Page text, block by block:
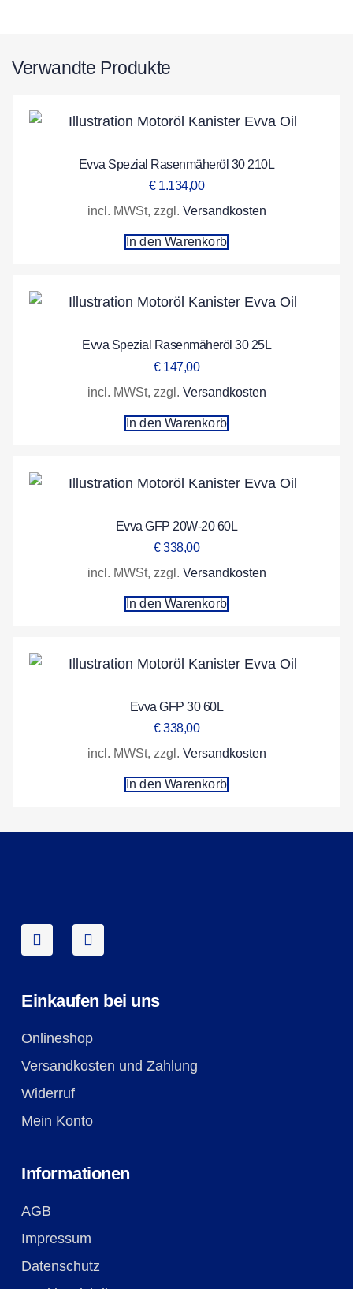
Verwandte Produkte
Evva Spezial Rasenmäheröl 30 210L
€1.134,00
incl. MWSt, zzgl. Versandkosten
In den Warenkorb
Evva Spezial Rasenmäheröl 30 25L
€147,00
incl. MWSt, zzgl. Versandkosten
In den Warenkorb
Evva GFP 20W-20 60L
€338,00
incl. MWSt, zzgl. Versandkosten
In den Warenkorb
Evva GFP 30 60L
€338,00
incl. MWSt, zzgl. Versandkosten
In den Warenkorb
Einkaufen bei uns
Onlineshop
Versandkosten und Zahlung
Widerruf
Mein Konto
Informationen
AGB
Impressum
Datenschutz